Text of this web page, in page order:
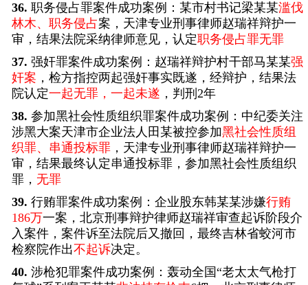
36. 职务侵占罪案件成功案例：某市村书记梁某某滥伐
林木、职务侵占案，天津专业刑事律师赵瑞祥辩护一
审，结果法院采纳律师意见，认定职务侵占罪无罪
37. 强奸罪案件成功案例：赵瑞祥辩护村干部马某某强
奸案 ，检方指控两起强奸事实既遂，经辩护，结果法
院认定一起无罪，一起未遂 ，判刑2年
38. 参加黑社会性质组织罪案件成功案例：中纪委关注
涉黑大案天津市企业法人田某被控参加黑社会性质组
织罪、串通投标罪 ，天津专业刑事律师赵瑞祥辩护一
审，结果最终认定串通投标罪，参加黑社会性质组织
罪， 无罪
39. 行贿罪案件成功案例：企业股东韩某某涉嫌行贿
186万一案，北京刑事辩护律师赵瑞祥审查起诉阶段介
入案件，案件诉至法院后又撤回，最终吉林省蛟河市
检察院作出不起诉决定。
40. 涉枪犯罪案件成功案例：轰动全国“老太太气枪打